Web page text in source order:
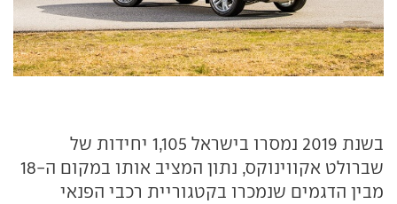
בשנת 2019 נמסרו בישראל 1,105 יחידות של
שברולט אקווינוקס, נתון המציב אותו במקום ה-18
מבין הדגמים שנמכרו בקטגוריית רכבי הפנאי